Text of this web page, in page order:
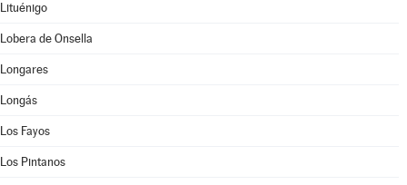
Lituénigo
Lobera de Onsella
Longares
Longás
Los Fayos
Los Pintanos